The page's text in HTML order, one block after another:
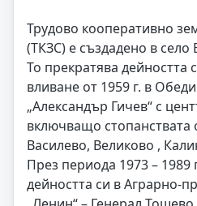
Трудово кооперативно
(ТКЗС) е създадено в село
То прекратява дейността
вливане от 1959 г. в
„Александър Гичев“ с
включващо стопанствата
Василево, Великово ,
През периода 1973 – 1989
дейността си в Аграрно-